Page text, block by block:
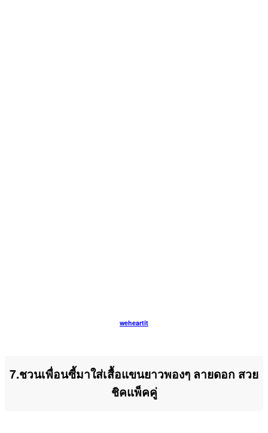
weheartit
7.ชวนเพื่อนซี้มาใส่เสื้อแขนยาวพองๆ ลายดอก สวย
ชิคแพ็คคู่